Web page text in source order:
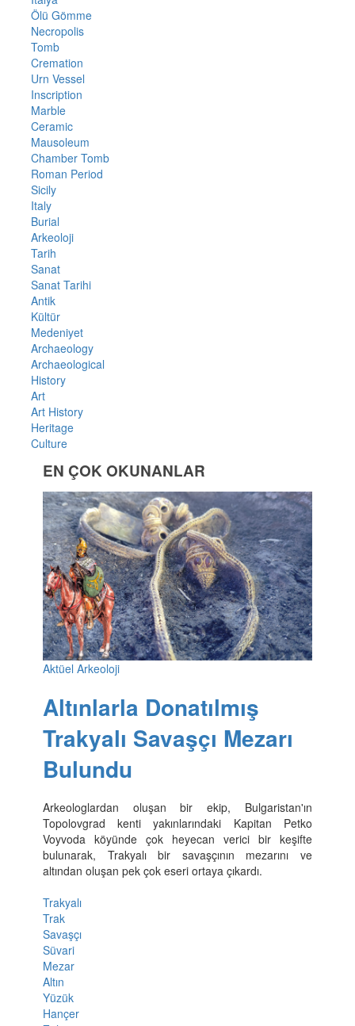
Ölü Gömme
Necropolis
Tomb
Cremation
Urn Vessel
Inscription
Marble
Ceramic
Mausoleum
Chamber Tomb
Roman Period
Sicily
Italy
Burial
Arkeoloji
Tarih
Sanat
Sanat Tarihi
Antik
Kültür
Medeniyet
Archaeology
Archaeological
History
Art
Art History
Heritage
Culture
EN ÇOK OKUNANLAR
Aktüel Arkeoloji
Altınlarla Donatılmış
Trakyalı Savaşçı Mezarı
Bulundu
Arkeologlardan oluşan bir ekip, Bulgaristan'ın
Topolovgrad kenti yakınlarındaki Kapitan Petko
Voyvoda köyünde çok heyecan verici bir keşifte
bulunarak, Trakyalı bir savaşçının mezarını ve
altından oluşan pek çok eseri ortaya çıkardı.
Trakyalı
Trak
Savaşçı
Süvari
Mezar
Altın
Yüzük
Hançer